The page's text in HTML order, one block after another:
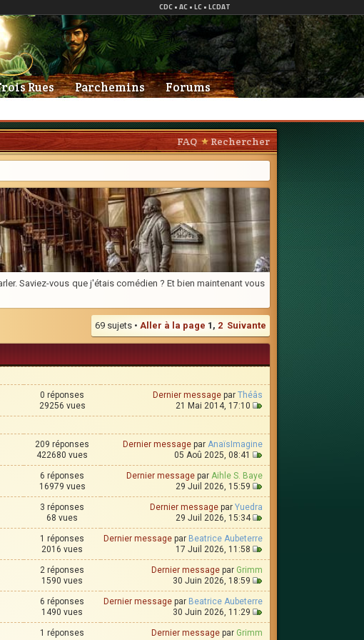
Rues Parchemins Forums
FAQ Rechercher
Saviez-vous que j'étais comédien ? Et bien maintenant vous
69 sujets • Aller à la page 1 , 2 Suivante
0 réponses
29256 vues
Dernier message par Théâs
21 Mai 2014, 17:10
209 réponses
422680 vues
Dernier message par AnaïsImagine
05 Aoû 2025, 08:41
6 réponses
16979 vues
Dernier message par Aihle S. Baye
29 Juil 2026, 15:59
3 réponses
68 vues
Dernier message par Yuedra
29 Juil 2026, 15:34
1 réponses
2016 vues
Dernier message par Beatrice Aubeterre
17 Juil 2026, 11:58
2 réponses
1590 vues
Dernier message par Grimm
30 Juin 2026, 18:59
6 réponses
1490 vues
Dernier message par Beatrice Aubeterre
30 Juin 2026, 11:29
1 réponses
Dernier message par Grimm